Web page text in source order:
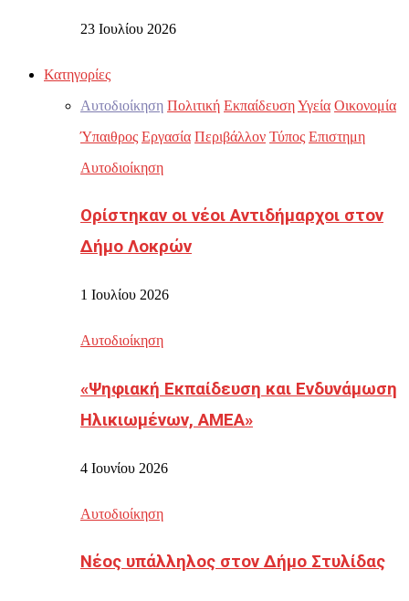
23 Ιουλίου 2026
Κατηγορίες
Αυτοδιοίκηση Πολιτική ΕκπαίδευσηΥγεία Οικονομία
Ύπαιθρος Εργασία Περιβάλλον Τύπος Επιστημη
Αυτοδιοίκηση
Ορίστηκαν οι νέοι Αντιδήμαρχοι στον
Δήμο Λοκρών
1 Ιουλίου 2026
Αυτοδιοίκηση
«Ψηφιακή Εκπαίδευση και Ενδυνάμωση
Ηλικιωμένων, ΑΜΕΑ»
4 Ιουνίου 2026
Αυτοδιοίκηση
Νέος υπάλληλος στον Δήμο Στυλίδας